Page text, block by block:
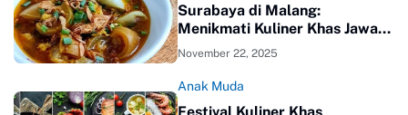
Surabaya di Malang:
Menikmati Kuliner Khas Jawa
Timur yang Menggugah Selera
November 22, 2025
Anak Muda